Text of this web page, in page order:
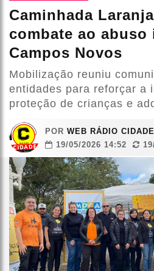
Caminhada
combate ao
Campos Novos
Mobilização reuniu
entidades para reforçar a
proteção de crianças e
POR WEB RÁDIO CIDADE
19/05/2026 14:52